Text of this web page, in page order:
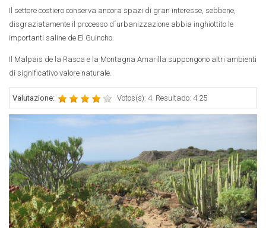
Il settore costiero conserva ancora spazi di gran interesse, sebbene,
disgraziatamente il processo d´urbanizzazione abbia inghiottito le
importanti saline de El Guincho.
Il Malpais de la Rasca e la Montagna Amarilla suppongono altri ambienti
di significativo valore naturale.
Valutazione: Votos(s): 4. Resultado: 4.25